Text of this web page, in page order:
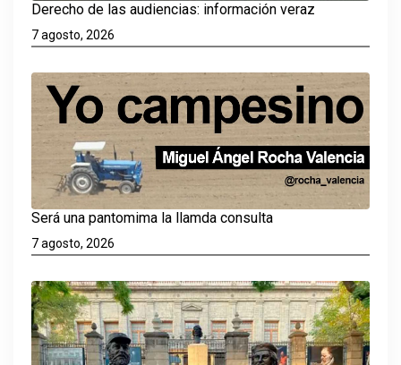
Derecho de las audiencias: información veraz
7 agosto, 2026
Será una pantomima la llamda consulta
7 agosto, 2026